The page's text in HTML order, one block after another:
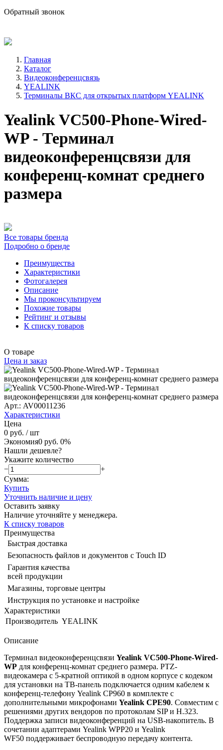
Обратный звонок
Главная
Каталог
Видеоконференцсвязь
YEALINK
Терминалы ВКС для открытых платформ YEALINK
Yealink VC500-Phone-Wired-
WP - Терминал
видеоконференцсвязи для
конференц-комнат среднего
размера
Все товары бренда
Подробно о бренде
Преимущества
Характеристики
Фотогалерея
Описание
Мы проконсультируем
Похожие товары
Рейтинг и отзывы
К списку товаров
О товаре
Цена и заказ
Арт.: AV00011236
Характеристики
Цена
0 руб. / шт
Экономия0 руб. 0%
Нашли дешевле?
Укажите количество
−
+
Сумма:
Купить
Уточнить наличие и цену
Оставить заявку
Наличие уточняйте у менеджера.
К списку товаров
Преимущества
Быстрая доставка
Безопасность файлов и документов с Touch ID
Гарантия качества
всей продукции
Магазины, торговые центры
Инструкция по установке и настройке
Характеристики
Производитель YEALINK
Описание
Терминал видеоконференцсвязи Yealink VC500-Phone-Wired-
WP для конференц-комнат среднего размера. PTZ-
видеокамера с 5-кратной оптикой в одном корпусе с кодеком
для установки на ТВ-панель подключается одним кабелем к
конференц-телефону Yealink CP960 в комплекте с
дополнительными микрофонами Yealink CPE90. Cовместим с
решениями других вендоров по протоколам SIP и H.323.
Поддержка записи видеоконференций на USB-накопитель. В
сочетании адаптерами Yealink WPP20 и Yealink
WF50 поддерживает беспроводную передачу контента.